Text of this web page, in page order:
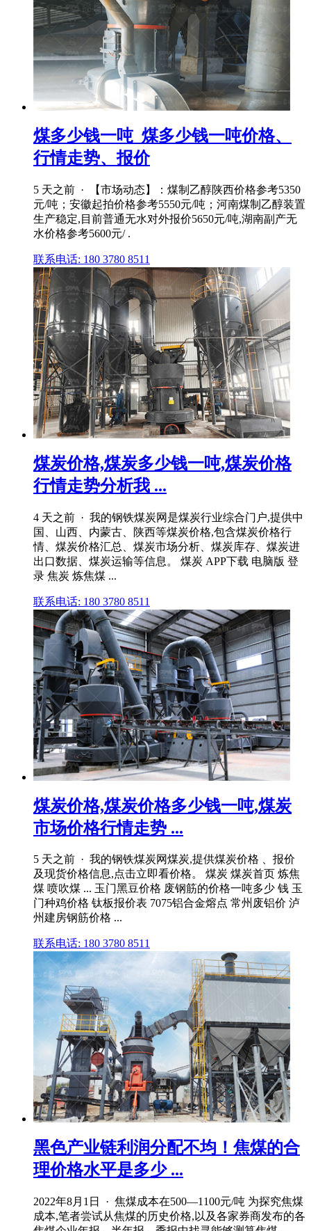
煤多少钱一吨_煤多少钱一吨价格、
行情走势、报价
5 天之前 · 【市场动态】：煤制乙醇陕西价格参考5350
元/吨；安徽起拍价格参考5550元/吨；河南煤制乙醇装置
生产稳定,目前普通无水对外报价5650元/吨,湖南副产无
水价格参考5600元/ .
联系电话: 180 3780 8511
煤炭价格,煤炭多少钱一吨,煤炭价格
行情走势分析我 ...
4 天之前 · 我的钢铁煤炭网是煤炭行业综合门户,提供中
国、山西、内蒙古、陕西等煤炭价格,包含煤炭价格行
情、煤炭价格汇总、煤炭市场分析、煤炭库存、煤炭进
出口数据、煤炭运输等信息。 煤炭 APP下载 电脑版 登
录 焦炭 炼焦煤 ...
联系电话: 180 3780 8511
煤炭价格,煤炭价格多少钱一吨,煤炭
市场价格行情走势 ...
5 天之前 · 我的钢铁煤炭网煤炭,提供煤炭价格 、报价
及现货价格信息,点击立即看价格。 煤炭 煤炭首页 炼焦
煤 喷吹煤 ... 玉门黑豆价格 废钢筋的价格一吨多少 钱 玉
门种鸡价格 钛板报价表 7075铝合金熔点 常州废铝价 泸
州建房钢筋价格 ...
联系电话: 180 3780 8511
黑色产业链利润分配不均！焦煤的合
理价格水平是多少 ...
2022年8月1日 · 焦煤成本在500—1100元/吨 为探究焦煤
成本,笔者尝试从焦煤的历史价格,以及各家券商发布的各